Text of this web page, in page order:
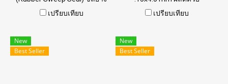
ปาดหรือซีลยางกวาด ทนน้ำมัน
ได้เป็นอย่างดี ซีลยางกวาดเศษ
เหล็ก ซีลยางปาดน้ำมัน ปาดน้ำ
เปรียบเทียบ
วัตถุดิบNBR ทนน้ำมัน กันสึกดี
+120 C Tel: 022577145 /
0926568846 LINE@ :
เปรียบเทียบ
New
Best Seller
New
Best Seller